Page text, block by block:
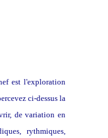
est l'exploration
ci-dessus la
de variation en
rythmiques,